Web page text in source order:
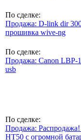
По сделке:
Продажа: D-link dir
прошивка wive-ng
По сделке:
Продажа: Canon LBP-
usb
По сделке:
Продажа:
HT50 с огромной